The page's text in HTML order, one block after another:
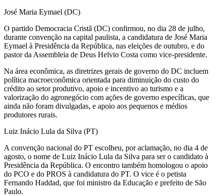
José Maria Eymael (DC)
O partido Democracia Cristã (DC) confirmou, no dia 28 de julho,
durante convenção na capital paulista, a candidatura de José Maria
Eymael à Presidência da República, nas eleições de outubro, e do
pastor da Assembleia de Deus Helvio Costa como vice-presidente.
Na área econômica, as diretrizes gerais de governo do DC incluem
política macroeconômica orientada para diminuição do custo do
crédito ao setor produtivo, apoio e incentivo ao turismo e a
valorização do agronegócio com ações de governo específicas, que
ainda não foram divulgadas, e apoio aos pequenos e médios
produtores rurais.
Luiz Inácio Lula da Silva (PT)
A convenção nacional do PT escolheu, por aclamação, no dia 4 de
agosto, o nome de Luiz Inácio Lula da Silva para ser o candidato à
Presidência da República. O encontro também homologou o apoio
do PCO e do PROS à candidatura do PT. O vice é o petista
Fernando Haddad, que foi ministro da Educação e prefeito de São
Paulo.